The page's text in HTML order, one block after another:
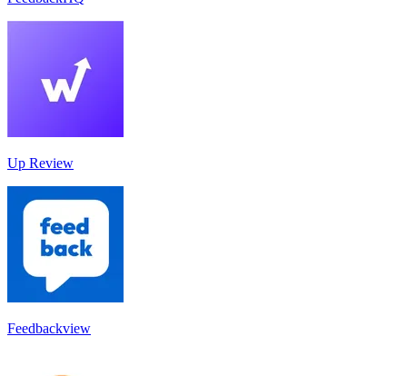
Up Review
Feedbackview